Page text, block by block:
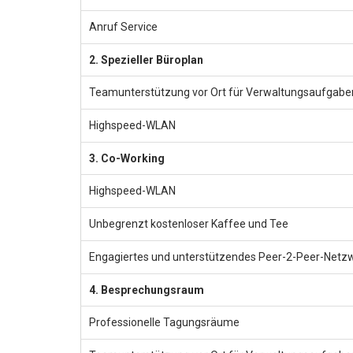
Anruf Service
2. Spezieller Büroplan
Teamunterstützung vor Ort für
Highspeed-WLAN
3. Co-Working
Highspeed-WLAN
Unbegrenzt kostenloser Kaffee und Tee
Engagiertes und unterstützendes Peer-2-Peer-
4. Besprechungsraum
Professionelle Tagungsräume